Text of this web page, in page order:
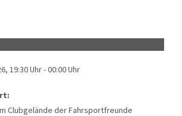
19:30 Uhr - 00:00 Uhr
Clubgelände der Fahrsportfreunde